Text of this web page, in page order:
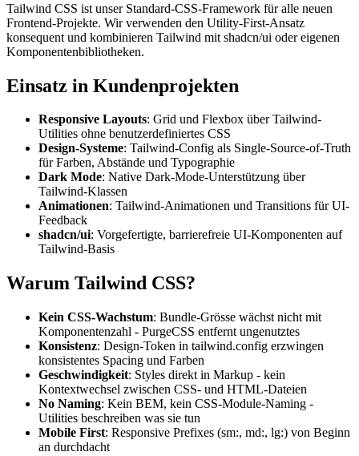
Tailwind CSS ist unser Standard-CSS-Framework für alle neuen
Frontend-Projekte. Wir verwenden den Utility-First-Ansatz
konsequent und kombinieren Tailwind mit shadcn/ui oder eigenen
Komponentenbibliotheken.
Einsatz in Kundenprojekten
Responsive Layouts: Grid und Flexbox über Tailwind-
Utilities ohne benutzerdefiniertes CSS
Design-Systeme: Tailwind-Config als Single-Source-of-Truth
für Farben, Abstände und Typographie
Dark Mode: Native Dark-Mode-Unterstützung über
Tailwind-Klassen
Animationen: Tailwind-Animationen und Transitions für UI-
Feedback
shadcn/ui: Vorgefertigte, barrierefreie UI-Komponenten auf
Tailwind-Basis
Warum Tailwind CSS?
Kein CSS-Wachstum: Bundle-Grösse wächst nicht mit
Komponentenzahl - PurgeCSS entfernt ungenutztes
Konsistenz: Design-Token in tailwind.config erzwingen
konsistentes Spacing und Farben
Geschwindigkeit: Styles direkt in Markup - kein
Kontextwechsel zwischen CSS- und HTML-Dateien
No Naming: Kein BEM, kein CSS-Module-Naming -
Utilities beschreiben was sie tun
Mobile First: Responsive Prefixes (sm:, md:, lg:) von Beginn
an durchdacht